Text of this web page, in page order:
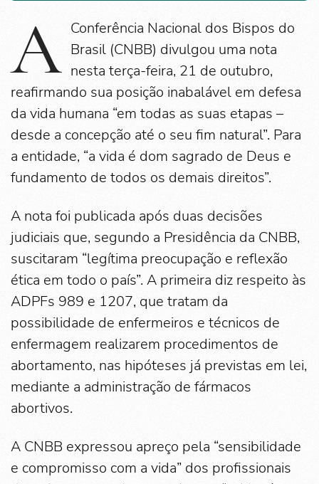
A Conferência Nacional dos Bispos do
Brasil (CNBB) divulgou uma nota
nesta terça-feira, 21 de outubro,
reafirmando sua posição inabalável em defesa
da vida humana “em todas as suas etapas –
desde a concepção até o seu fim natural”. Para
a entidade, “a vida é dom sagrado de Deus e
fundamento de todos os demais direitos”.
A nota foi publicada após duas decisões
judiciais que, segundo a Presidência da CNBB,
suscitaram “legítima preocupação e reflexão
ética em todo o país”. A primeira diz respeito às
ADPFs 989 e 1207, que tratam da
possibilidade de enfermeiros e técnicos de
enfermagem realizarem procedimentos de
abortamento, nas hipóteses já previstas em lei,
mediante a administração de fármacos
abortivos.
A CNBB expressou apreço pela “sensibilidade
e compromisso com a vida” dos profissionais